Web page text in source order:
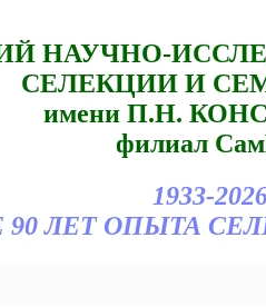
НАУЧНО-
СЕЛЕКЦИИ И
имени П.Н.
филиал
1933-
90 ЛЕТ ОПЫТА